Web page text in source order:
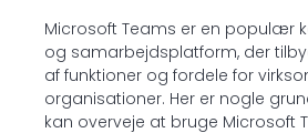
Microsoft Teams er en populær
og samarbejdsplatform, der
af funktioner og fordele for
organisationer. Her er nogle
kan overveje at bruge Microsoft